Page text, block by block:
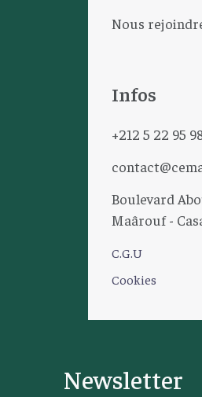
Newsletter
C.G.U
Cookies
Nous
Infos
+212 5 22 95
Boulevard
Maârouf -